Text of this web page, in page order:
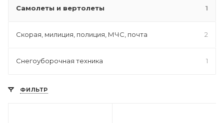
Самолеты и вертолеты 1
Скорая, милиция, полиция, МЧС, почта 2
Снегоуборочная техника 1
ФИЛЬТР